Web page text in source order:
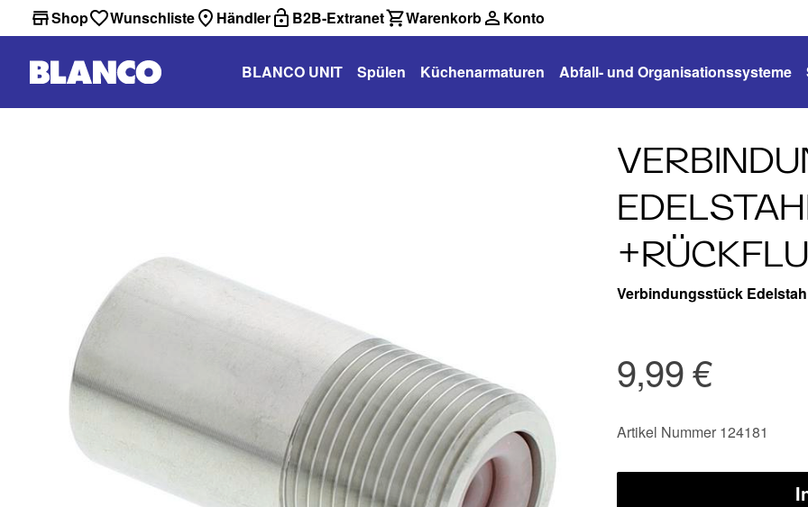
Shop Wunschliste Händler B2B-Extranet Warenkorb Konto
BLANCO UNIT Spülen Küchenarmaturen Abfall- und Organisationssysteme
Verbindungsstück
9,99 €
Artikel Nummer 124181